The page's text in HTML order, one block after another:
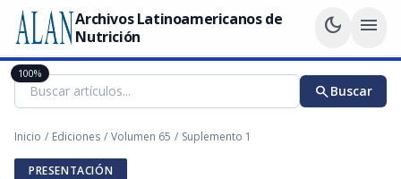
Archivos Latinoamericanos de
Nutrición
dark_mode menu
searchBuscar
Inicio / Ediciones / Volumen 65 / Suplemento 1
PRESENTACIÓN
100%